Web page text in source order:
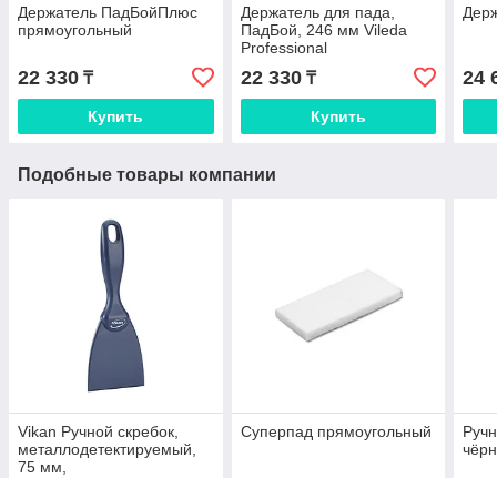
Держатель ПадБойПлюс
прямоугольный
22 330 ₸
Купить
Держатель для пада,
ПадБой, 246 мм Vileda
Professional
22 330₸
Купить
24
Подобные товары компании
Vikan Ручной скребок,
металлодетектируемый,
75 мм,
Суперпад прямоугольный